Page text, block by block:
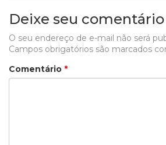
Deixe seu comentário
O seu endereço de e-mail não será
Campos obrigatórios são marcados
Comentário *